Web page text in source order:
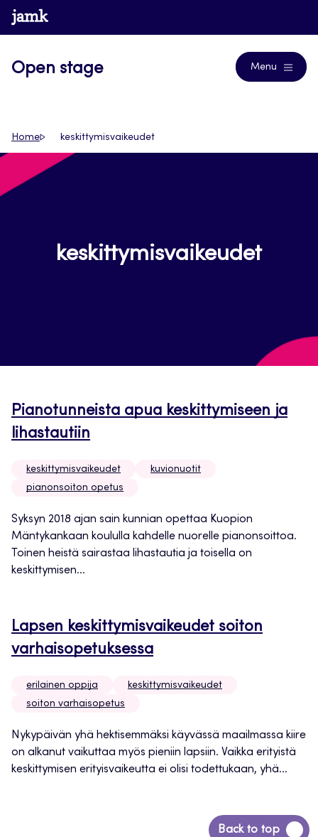
Siirry
suoraan
www.jamk.fi
Open stage Menu
Home keskittymisvaikeudet
keskittymisvaikeudet
Pianotunneista apua keskittymiseen ja
lihastautiin
keskittymisvaikeudet
kuvionuotit
pianonsoiton opetus
Syksyn 2018 ajan sain kunnian opettaa Kuopion
Mäntykankaan koululla kahdelle nuorelle pianonsoittoa.
Toinen heistä sairastaa lihastautia ja toisella on
keskittymisen...
Lapsen keskittymisvaikeudet soiton
varhaisopetuksessa
erilainen oppija
keskittymisvaikeudet
soiton varhaisopetus
Nykypäivän yhä hektisemmäksi käyvässä maailmassa kiire
on alkanut vaikuttaa myös pieniin lapsiin. Vaikka erityistä
keskittymisen erityisvaikeutta ei olisi todettukaan, yhä...
Back to top
Siirry